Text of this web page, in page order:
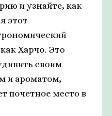
и узнайте, как
этот
Харчо. Это
своим
и ароматом,
почетное место в